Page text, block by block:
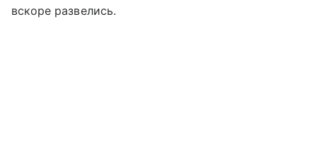
вскоре развелись.